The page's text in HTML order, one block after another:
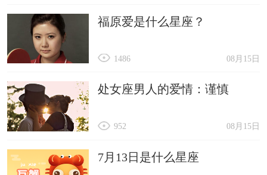
福原爱是什么星座？
08月15日
1486
处女座男人的爱情：谨慎
08月15日
952
7月13日是什么星座